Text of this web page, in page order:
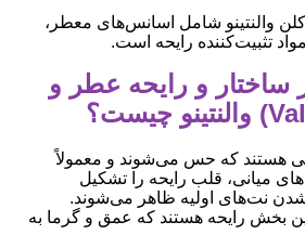
والنتینو شامل اسانس‌های معطر،
تثبیت‌کننده رایحه است.
و رایحه عطر و
هستند که حس می‌شوند و معمولاً
میانی، قلب رایحه را تشکیل
نت‌های اولیه ظاهر می‌شوند.
بخش رایحه هستند که عمق و گرما به